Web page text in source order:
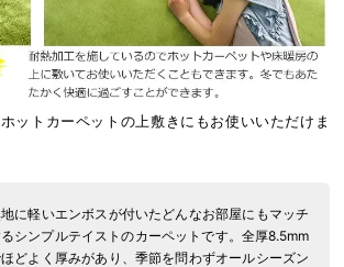
ホットカーペットの上敷きにもお使いいただけま
に軽いエンボスが付いたどんなお部屋にもマッチ
シンプルテイストのカーペットです。全厚8.5mm
どよく厚みがあり、季節を問わずオールシーズン